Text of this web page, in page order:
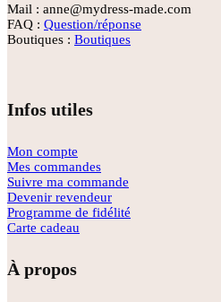
Mail : anne@mydress-made.com
FAQ : Question/réponse
Boutiques : Boutiques
Infos utiles
Mon compte
Mes commandes
Suivre ma commande
Devenir revendeur
Programme de fidélité
Carte cadeau
À propos